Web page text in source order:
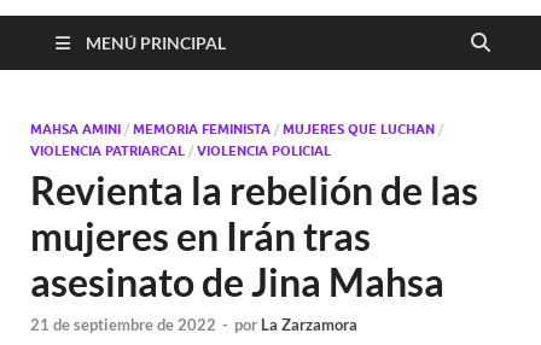
MENÚ PRINCIPAL
MAHSA AMINI / MEMORIA FEMINISTA / MUJERES QUE LUCHAN /
VIOLENCIA PATRIARCAL / VIOLENCIA POLICIAL
Revienta la rebelión de las
mujeres en Irán tras
asesinato de Jina Mahsa
21 de septiembre de 2022 - por La Zarzamora